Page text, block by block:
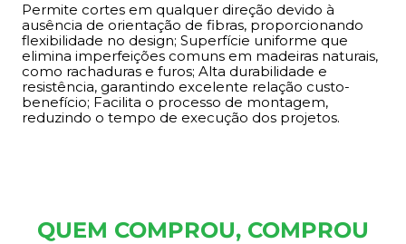
Permite cortes em qualquer direção devido à
ausência de orientação de fibras, proporcionando
flexibilidade no design; Superfície uniforme que
elimina imperfeições comuns em madeiras naturais,
como rachaduras e furos; Alta durabilidade e
resistência, garantindo excelente relação custo-
benefício; Facilita o processo de montagem,
reduzindo o tempo de execução dos projetos.
QUEM COMPROU, COMPROU